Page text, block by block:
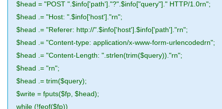
$head = "POST ".$info['path']."?".$info["query"]." HTTP/1.0rn";
$head .= "Host: ".$info['host']."rn";
$head .= "Referer: http://".$info['host'].$info['path']."rn";
$head .= "Content-type: application/x-www-form-urlencodedrn";
$head .= "Content-Length: ".strlen(trim($query))."rn";
$head .= "rn";
$head .= trim($query);
$write = fputs($fp, $head);
while (!feof($fp))